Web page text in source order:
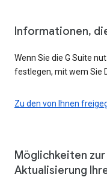
Informationen,
Wenn Sie die G Suite
festlegen, mit wem Sie
Zu den von Ihnen
Möglichkeiten
Aktualisierung